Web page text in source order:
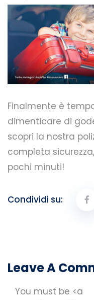
Finalmente è
dimenticare di
scopri la nostra
completa
pochi minuti!
Condividi su:
Leave A
You must be <a